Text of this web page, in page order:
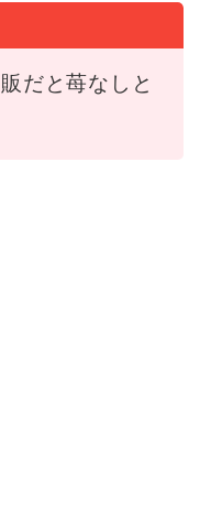
だと苺なしと